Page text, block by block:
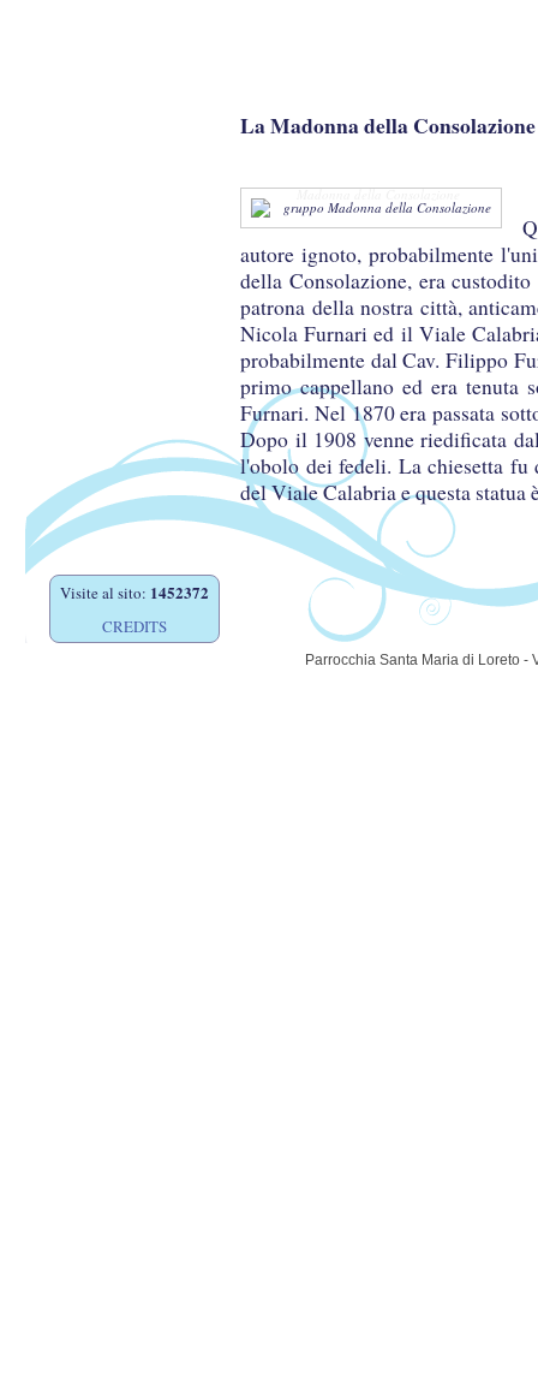
La Madonna della Consolazione
Madonna della Consolazione
autore ignoto, probabilmente
della Consolazione, era
patrona della nostra città,
Nicola Furnari ed il Viale
probabilmente dal Cav. Filippo
primo cappellano ed era tenuta
Furnari. Nel 1870 era passata
Dopo il 1908 venne riedificata
l'obolo dei fedeli. La chiesetta
del Viale Calabria e questa
Visite al sito: 1452372
CREDITS
Parrocchia Santa Maria di Loreto -